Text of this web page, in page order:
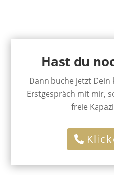
Hast du
Dann buche jetzt Dein
Erstgespräch mit mir,
freie